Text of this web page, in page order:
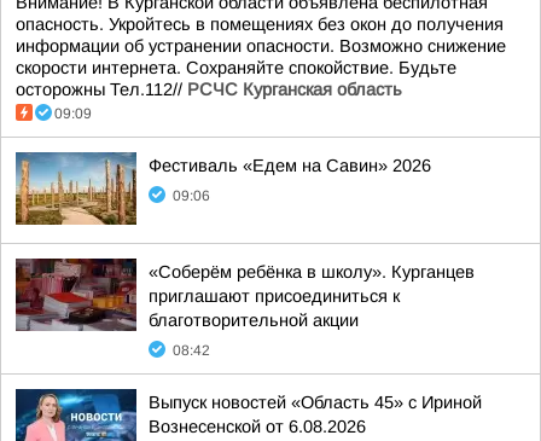
опасность. Укройтесь в помещениях без окон до получения
информации об устранении опасности. Возможно снижение
скорости интернета. Сохраняйте спокойствие. Будьте
осторожны Тел.112// РСЧС Курганская область
09:09
Фестиваль «Едем на Савин» 2026
09:06
«Соберём ребёнка в школу». Курганцев
приглашают присоединиться к
благотворительной акции
08:42
Выпуск новостей «Область 45» с Ириной
Вознесенской от 6.08.2026